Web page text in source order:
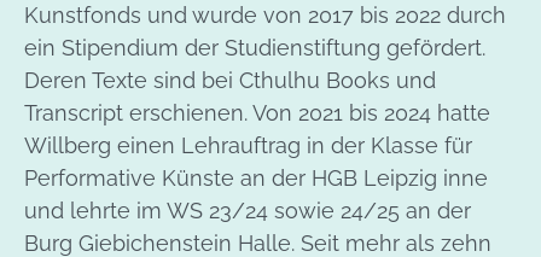
Kunstfonds und wurde von 2017 bis 2022 durch
ein Stipendium der Studienstiftung gefördert.
Deren Texte sind bei Cthulhu Books und
Transcript erschienen. Von 2021 bis 2024 hatte
Willberg einen Lehrauftrag in der Klasse für
Performative Künste an der HGB Leipzig inne
und lehrte im WS 23/24 sowie 24/25 an der
Burg Giebichenstein Halle. Seit mehr als zehn